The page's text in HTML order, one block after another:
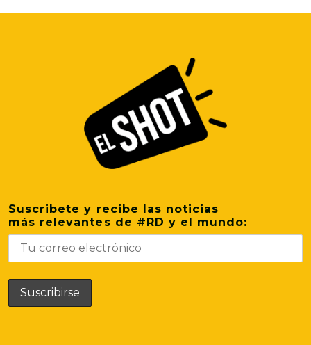
Suscribete y recibe las noticias
más relevantes de #RD y el mundo: